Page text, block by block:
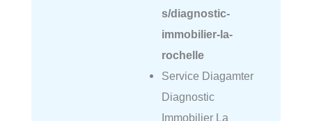
s/diagnostic-
immobilier-la-
rochelle
Service Diagamter
Diagnostic
Immobilier La